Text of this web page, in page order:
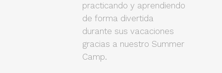
practicando y aprendiendo
de forma divertida
durante sus vacaciones
gracias a nuestro Summer
Camp.